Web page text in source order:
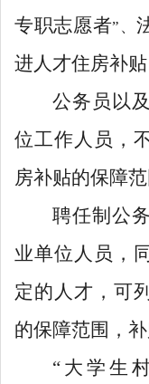
专职志愿者” 、
进人才住房补贴
公务员以
位工作人员，
房补贴的保障范
聘任制公
业单位人员，
定的人才，可
的保障范围 ，
“大学生